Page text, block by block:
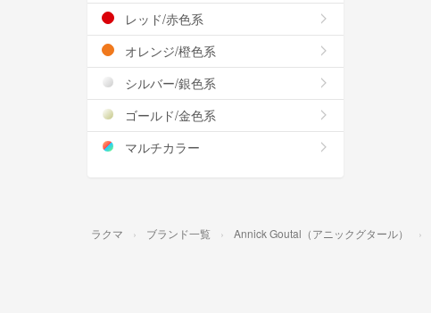
レッド/赤色系
オレンジ/橙色系
シルバー/銀色系
ゴールド/金色系
マルチカラー
ラクマ ブランド一覧 Annick Goutal（アニックグタール）